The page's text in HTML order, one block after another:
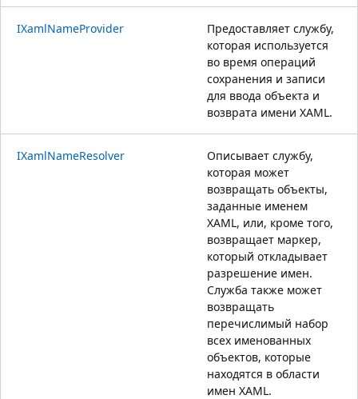
IXamlNameProvider
Предоставляет службу,
которая используется
во время операций
сохранения и записи
для ввода объекта и
возврата имени XAML.
IXamlNameResolver
Описывает службу,
которая может
возвращать объекты,
заданные именем
XAML, или, кроме того,
возвращает маркер,
который откладывает
разрешение имен.
Служба также может
возвращать
перечислимый набор
всех именованных
объектов, которые
находятся в области
имен XAML.